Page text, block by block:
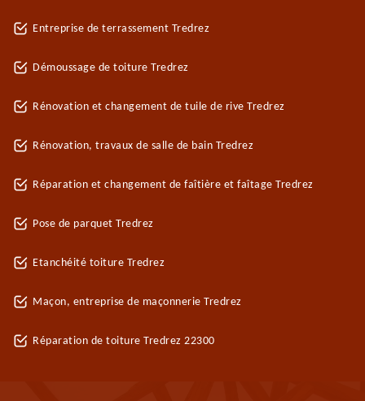
Entreprise de terrassement Tredrez
Démoussage de toiture Tredrez
Rénovation et changement de tuile de rive Tredrez
Rénovation, travaux de salle de bain Tredrez
Réparation et changement de faîtière et faîtage Tredrez
Pose de parquet Tredrez
Etanchéité toiture Tredrez
Maçon, entreprise de maçonnerie Tredrez
Réparation de toiture Tredrez 22300